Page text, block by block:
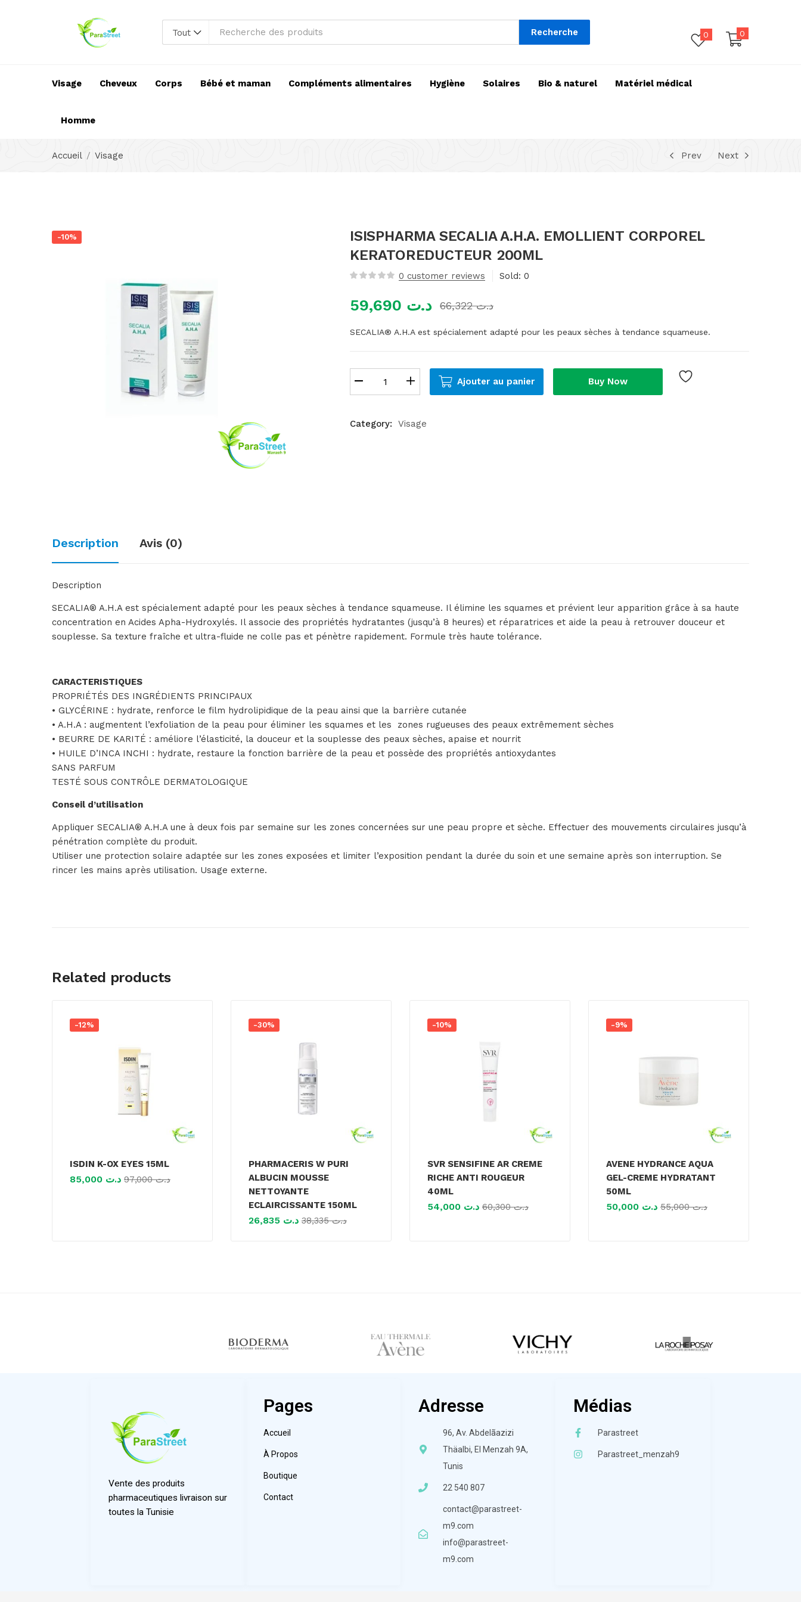
Tout Recherche 0 0
Visage Cheveux Corps Bébé et maman Compléments alimentaires Hygiène Solaires Bio & naturel Matériel médical
Homme
Accueil Visage Prev Next
-10%
ISISPHARMA SECALIA A.H.A. EMOLLIENT CORPOREL
KERATOREDUCTEUR 200ML
0 customer reviews Sold: 0
د.ت د.ت66,322
SECALIA® A.H.A est spécialement adapté pour les peaux sèches à tendance squameuse.
Ajouter au panier Buy Now
Category: Visage
Description Avis (0)
Description
SECALIA® A.H.A est spécialement adapté pour les peaux sèches à tendance squameuse. Il élimine les squames et prévient leur apparition grâce à sa haute
concentration en Acides Apha-Hydroxylés. Il associe des propriétés hydratantes (jusqu’à 8 heures) et réparatrices et aide la peau à retrouver douceur et
souplesse. Sa texture fraîche et ultra-fluide ne colle pas et pénètre rapidement. Formule très haute tolérance.
CARACTERISTIQUES
PROPRIÉTÉS DES INGRÉDIENTS PRINCIPAUX
• GLYCÉRINE : hydrate, renforce le film hydrolipidique de la peau ainsi que la barrière cutanée
• A.H.A : augmentent l’exfoliation de la peau pour éliminer les squames et les zones rugueuses des peaux extrêmement sèches
• BEURRE DE KARITÉ : améliore l’élasticité, la douceur et la souplesse des peaux sèches, apaise et nourrit
• HUILE D’INCA INCHI : hydrate, restaure la fonction barrière de la peau et possède des propriétés antioxydantes
SANS PARFUM
TESTÉ SOUS CONTRÔLE DERMATOLOGIQUE
Conseil d’utilisation
Appliquer SECALIA® A.H.A une à deux fois par semaine sur les zones concernées sur une peau propre et sèche. Effectuer des mouvements circulaires jusqu’à
pénétration complète du produit.
Utiliser une protection solaire adaptée sur les zones exposées et limiter l’exposition pendant la durée du soin et une semaine après son interruption. Se
rincer les mains après utilisation. Usage externe.
Related products
-12%
ISDIN K-OX EYES 15ML
د.ت د.ت97,000
-30%
PHARMACERIS W PURI
ALBUCIN MOUSSE
NETTOYANTE
ECLAIRCISSANTE 150ML
د.ت د.ت38,335
-10%
SVR SENSIFINE AR CREME
RICHE ANTI ROUGEUR
40ML
د.ت د.ت60,300
-9%
AVENE HYDRANCE AQUA
GEL-CREME HYDRATANT
50ML
د.ت د.ت55,000
Vente des produits
pharmaceutiques livraison sur
toutes la Tunisie
Pages
Accueil
À Propos
Boutique
Contact
Adresse
96, Av. Abdelãazizi
Thäalbi, El Menzah 9A,
Tunis
22 540 807
contact@parastreet-
m9.com
info@parastreet-
m9.com
Médias
Parastreet
Parastreet_menzah9